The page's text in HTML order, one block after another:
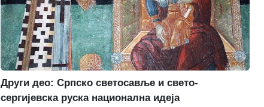
Други део: Српско светосавље и свето-
сергијевска руска национална идеја